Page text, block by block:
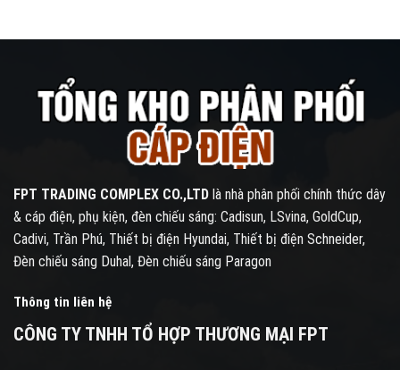
FPT TRADING COMPLEX CO.,LTD là nhà phân phối chính thức dây
& cáp điện, phụ kiện, đèn chiếu sáng: Cadisun, LSvina, GoldCup,
Cadivi, Trần Phú, Thiết bị điện Hyundai, Thiết bị điện Schneider,
Đèn chiếu sáng Duhal, Đèn chiếu sáng Paragon
Thông tin liên hệ
CÔNG TY TNHH TỔ HỢP THƯƠNG MẠI FPT